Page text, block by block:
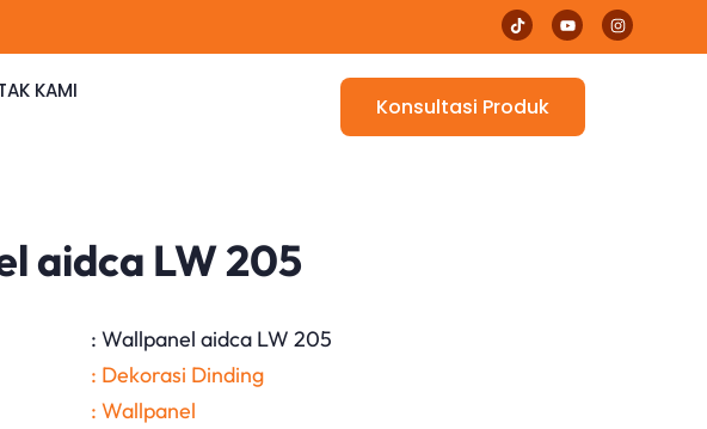
KAMI
Konsultasi Produk
aidca LW 205
: Wallpanel aidca LW 205
: Dekorasi Dinding
: Wallpanel